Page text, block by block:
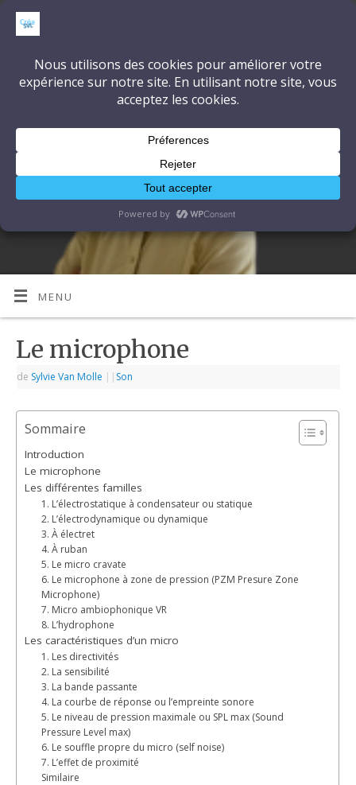
CréaSonVidéoLumière
DÉCOUVRONS ENSEMBLE L'ART ET LA TECHNIQUE
MENU
Le microphone
de Sylvie Van Molle | | Son
Sommaire
Introduction
Le microphone
Les différentes familles
1. L’électrostatique à condensateur ou statique
2. L’électrodynamique ou dynamique
3. À électret
4. À ruban
5. Le micro cravate
6. Le microphone à zone de pression (PZM Presure Zone
Microphone)
7. Micro ambiophonique VR
8. L’hydrophone
Les caractéristiques d’un micro
1. Les directivités
2. La sensibilité
3. La bande passante
4. La courbe de réponse ou l’empreinte sonore
5. Le niveau de pression maximale ou SPL max (Sound
Pressure Level max)
6. Le souffle propre du micro (self noise)
7. L’effet de proximité
Similaire